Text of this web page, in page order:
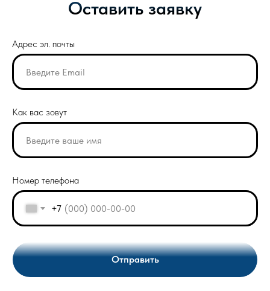
Оставить заявку
Адрес эл. почты
Как вас зовут
Номер телефона
+7
Отправить